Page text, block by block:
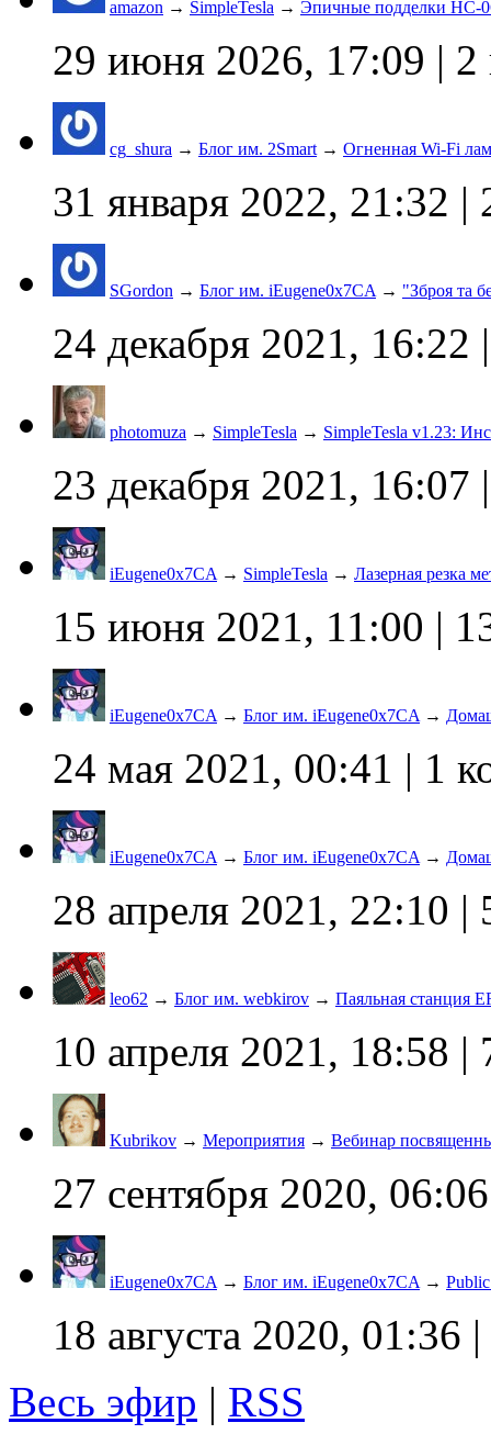
amazon → SimpleTesla → Эпичные подделки HC-
29 июня 2026, 17:09 | 2
cg_shura → Блог им. 2Smart → Огненная Wi-Fi
31 января 2022, 21:32 |
SGordon → Блог им. iEugene0x7CA → "Зброя та
24 декабря 2021, 16:22
photomuza → SimpleTesla → SimpleTesla v1.23:
23 декабря 2021, 16:07
iEugene0x7CA → SimpleTesla → Лазерная резка
15 июня 2021, 11:00 |
iEugene0x7CA → Блог им. iEugene0x7CA →
24 мая 2021, 00:41 | 1
iEugene0x7CA → Блог им. iEugene0x7CA →
28 апреля 2021, 22:10 |
leo62 → Блог им. webkirov → Паяльная станция
10 апреля 2021, 18:58 |
Kubrikov → Мероприятия → Вебинар
27 сентября 2020, 06:06
iEugene0x7CA → Блог им. iEugene0x7CA →
18 августа 2020, 01:36
Весь эфир | RSS